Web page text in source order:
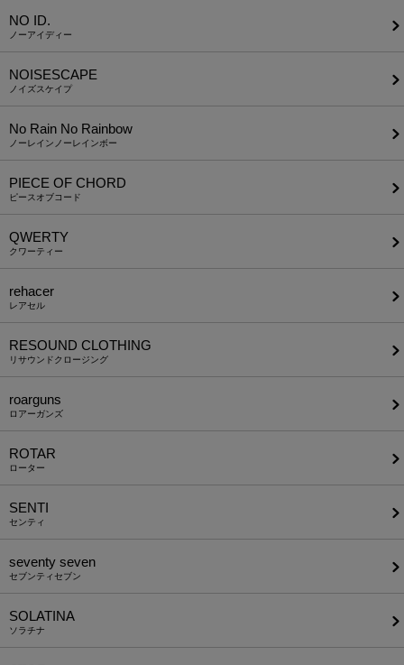
NO ID.
ノーアイディー
NOISESCAPE
ノイズスケイプ
No Rain No Rainbow
ノーレインノーレインボー
PIECE OF CHORD
ピースオブコード
QWERTY
クワーティー
rehacer
レアセル
RESOUND CLOTHING
リサウンドクロージング
roarguns
ロアーガンズ
ROTAR
ローター
SENTI
センティ
seventy seven
セブンティセブン
SOLATINA
ソラチナ